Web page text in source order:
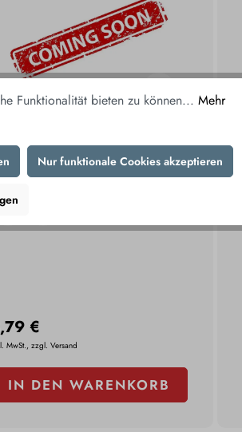
Flashlight Blau
€
MwSt., zzgl. Versand
IN DEN WARENKORB
Funktionalität bieten zu können... Mehr
Nur funktionale Cookies akzeptieren